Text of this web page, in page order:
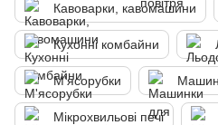
Кавоварки, кавомашини
Кухонні комбайни
М'ясорубки
Мікрохвильові печі